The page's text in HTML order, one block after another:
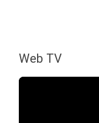
Web TV